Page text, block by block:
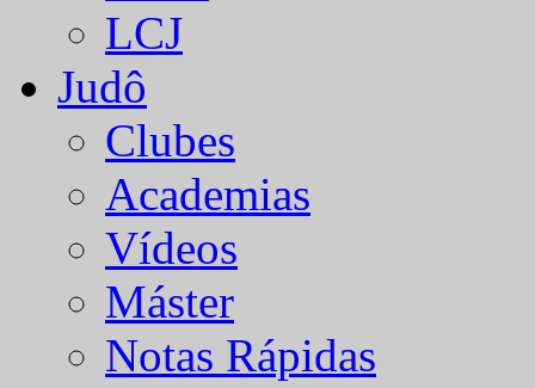
LCJ
Judô
Clubes
Academias
Vídeos
Máster
Notas Rápidas